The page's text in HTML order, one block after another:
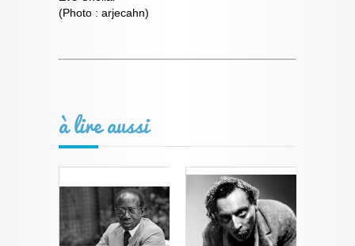
(Photo : arjecahn)
à lire aussi